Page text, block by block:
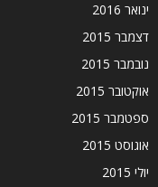
ינואר 2016
דצמבר 2015
נובמבר 2015
אוקטובר 2015
ספטמבר 2015
אוגוסט 2015
יולי 2015